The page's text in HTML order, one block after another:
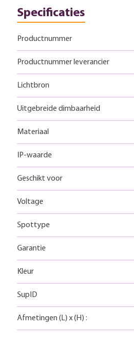
Specificaties
Productnummer
Productnummer leverancier
Lichtbron
Uitgebreide dimbaarheid
Materiaal
IP-waarde
Geschikt voor
Voltage
Spottype
Garantie
Kleur
SupID
Afmetingen (L) x(H) :